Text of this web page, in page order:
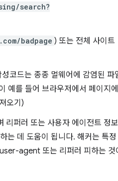
search?
badpage ) 또는 전체 사이트
성코드는 종종 멀웨어에 감염된 파
예를 들어 브라우저에서 페이지
오기)
퍼러 또는 사용자 에이전트 정
데 도움이 됩니다. 해커는 특
agent 또는 리퍼러 피하는 것